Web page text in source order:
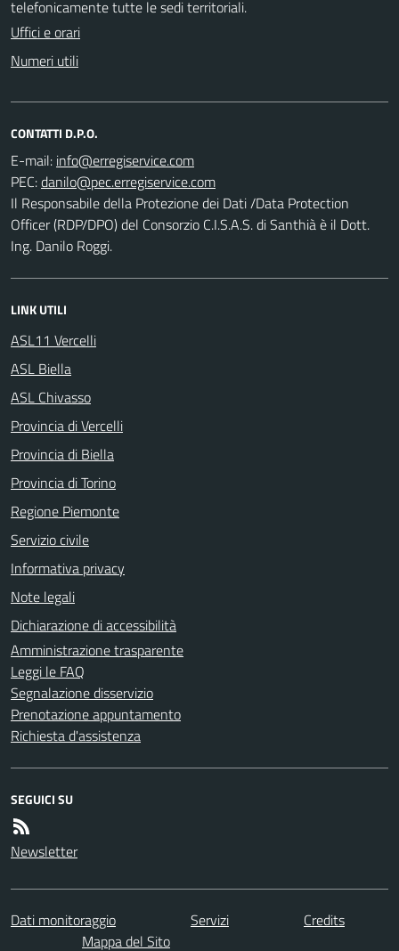
telefonicamente tutte le sedi territoriali.
Uffici e orari
Numeri utili
CONTATTI D.P.O.
E-mail:
PEC:
Il Responsabile della Protezione dei Dati /Data Protection
Officer (RDP/DPO) del Consorzio C.I.S.A.S. di Santhià è il Dott.
Ing. Danilo Roggi.
LINK UTILI
ASL11 Vercelli
ASL Biella
ASL Chivasso
Provincia di Vercelli
Provincia di Biella
Provincia di Torino
Regione Piemonte
Servizio civile
Informativa privacy
Note legali
Dichiarazione di accessibilità
Amministrazione trasparente
Leggi le FAQ
Segnalazione disservizio
Prenotazione appuntamento
Richiesta d'assistenza
SEGUICI SU
Newsletter
Dati monitoraggio Servizi
Credits
Mappa del Sito